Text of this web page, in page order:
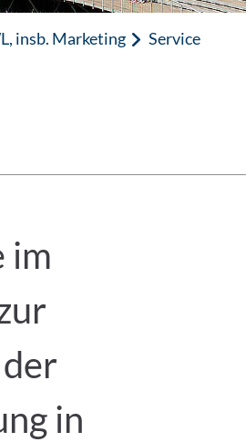
insb. Marketing Service
im
in